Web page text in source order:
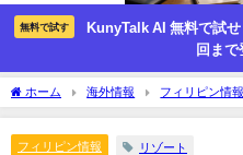
無料で試す
KunyTalk AI 無料で試
回ま
ホーム 海外情報 フィリピン情報
き方・おすすめスポット・費用をまとめて
フィリピン情報 リゾート